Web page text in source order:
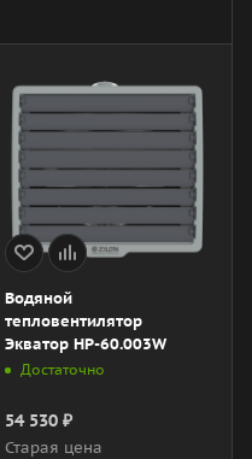
Водяной
тепловентилятор
Экватор HP-60.003W
Достаточно
54 530₽
Старая цена